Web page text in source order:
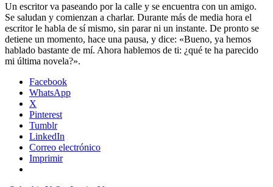
Un escritor va paseando por la calle y se encuentra con un amigo.
Se saludan y comienzan a charlar. Durante más de media hora el
escritor le habla de sí mismo, sin parar ni un instante. De pronto se
detiene un momento, hace una pausa, y dice: «Bueno, ya hemos
hablado bastante de mí. Ahora hablemos de ti: ¿qué te ha parecido
mi última novela?».
Facebook
WhatsApp
X
Pinterest
Tumblr
LinkedIn
Correo electrónico
Imprimir